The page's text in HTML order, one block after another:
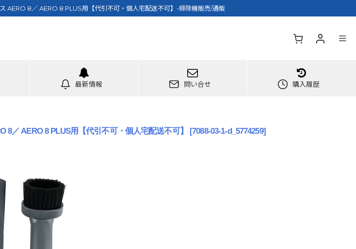
AERO 8／ AERO 8 PLUS用【代引不可・個人宅配送不可】-掃除機販売/通販
最新情報 問い合せ 購入履歴
／ AERO 8 PLUS用【代引不可・個人宅配送不可】 [7088-03-1-d_5774259]